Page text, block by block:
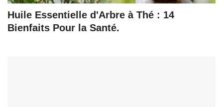
Huile Essentielle d'Arbre à Thé : 14
Bienfaits Pour la Santé.